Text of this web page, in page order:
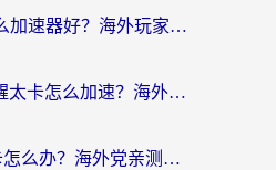
国外玩BanG用什么加速器好？海外玩家亲测的国服游戏加速终极方案
哈利波特·魔法觉醒太卡怎么加速？海外党亲测有效的国服游戏加速指南
美国玩剑与远征卡怎么办？海外党亲测有效的国服游戏加速指南